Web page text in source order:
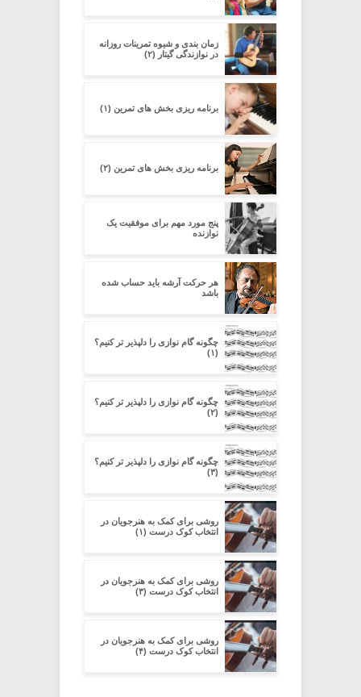
زمان بندی و شیوه تمرینات روزانه
در نوازندگی گیتار (۲)
برنامه ریزی بخش های تمرین (۱)
برنامه ریزی بخش های تمرین (۲)
پنج مورد مهم برای موفقیت یک
نوازنده
هر حرکت آرشه باید حساب شده
باشد
چگونه گام نوازی را دلپذیر تر کنیم؟
(۱)
چگونه گام نوازی را دلپذیر تر کنیم؟
(۲)
چگونه گام نوازی را دلپذیر تر کنیم؟
(۳)
روشی برای کمک به هنرجویان در
انتخاب کوک درست (۱)
روشی برای کمک به هنرجویان در
انتخاب کوک درست (۳)
روشی برای کمک به هنرجویان در
انتخاب کوک درست (۴)